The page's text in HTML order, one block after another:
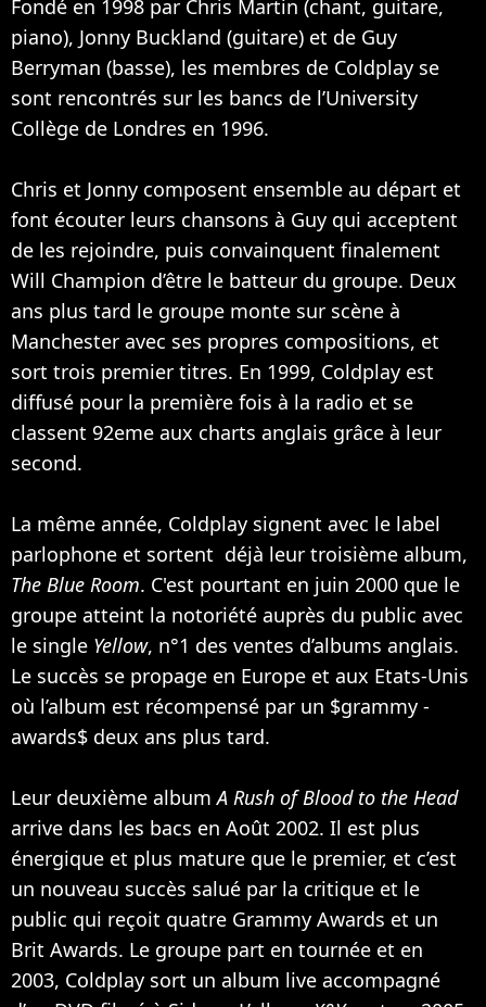
Fondé en 1998 par Chris Martin (chant, guitare,
piano), Jonny Buckland (guitare) et de Guy
Berryman (basse), les membres de Coldplay se
sont rencontrés sur les bancs de l’University
Collège de Londres en 1996.
Chris et Jonny composent ensemble au départ et
font écouter leurs chansons à Guy qui acceptent
de les rejoindre, puis convainquent finalement
Will Champion d’être le batteur du groupe. Deux
ans plus tard le groupe monte sur scène à
Manchester avec ses propres compositions, et
sort trois premier titres. En 1999, Coldplay est
diffusé pour la première fois à la radio et se
classent 92eme aux charts anglais grâce à leur
second.
La même année, Coldplay signent avec le label
parlophone et sortent déjà leur troisième album,
The Blue Room. C'est pourtant en juin 2000 que le
groupe atteint la notoriété auprès du public avec
le single Yellow, n°1 des ventes d’albums anglais.
Le succès se propage en Europe et aux Etats-Unis
où l’album est récompensé par un $grammy -
awards$ deux ans plus tard.
Leur deuxième albumA Rush of Blood to the Head
arrive dans les bacs en Août 2002. Il est plus
énergique et plus mature que le premier, et c’est
un nouveau succès salué par la critique et le
public qui reçoit quatre Grammy Awards et un
Brit Awards. Le groupe part en tournée et en
2003, Coldplay sort un album live accompagné